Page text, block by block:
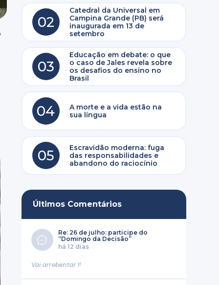
02
Catedral da Universal em
Campina Grande (PB) será
inaugurada em 13 de
setembro
03
Educação em debate: o que
o caso de Jales revela sobre
os desafios do ensino no
Brasil
04
A morte e a vida estão na
sua língua
05
Escravidão moderna: fuga
das responsabilidades e
abandono do raciocínio
Últimos Comentários
Re: 26 de julho: participe do
“Domingo da Decisão”
há 12 dias
Vai arrebentar !!